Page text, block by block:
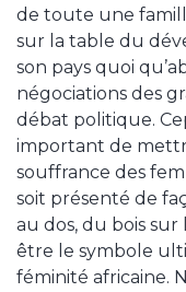
de toute une
sur la table du
son pays quoi
négociations des
débat politique.
important de
souffrance des
soit présenté de
au dos, du bois
être le symbole
féminité africaine.